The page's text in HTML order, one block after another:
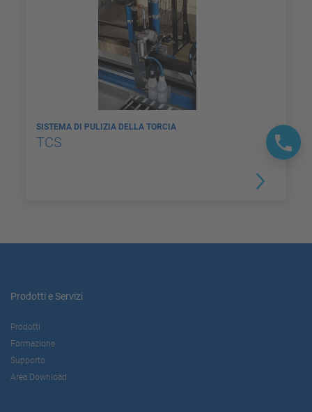
SISTEMA DI PULIZIA DELLA TORCIA
TCS
Prodotti e Servizi
Prodotti
Formazione
Supporto
Area Download